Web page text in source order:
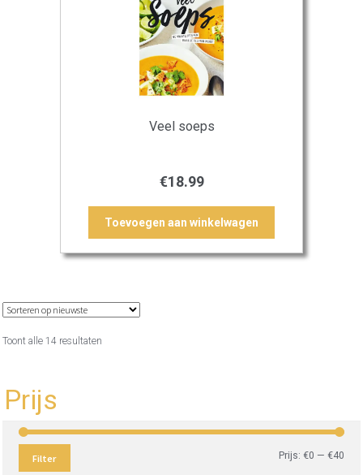
Veel soeps
€18.99
Toevoegen aan winkelwagen
Toont alle 14 resultaten
Prijs
Filter Prijs: €0 — €40